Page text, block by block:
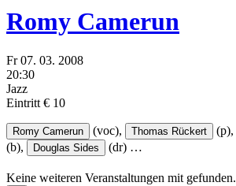
Romy Camerun
Fr 07. 03. 2008
20:30
Jazz
Eintritt € 10
Romy Camerun (voc), Thomas Rückert (p),
(b), Douglas Sides (dr) …
Keine weiteren Veranstaltungen mit gefunden.